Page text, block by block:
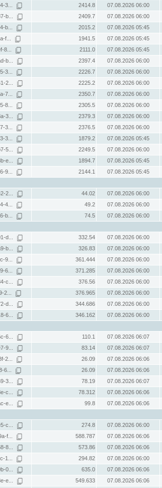
3... 2414.8
07.08.2026 06:00
b... 2409.7
07.08.2026 06:00
b... 2015.2
07.08.2026 05:45
f... 1941.5
07.08.2026 05:45
8... 2111.0
07.08.2026 05:45
b... 2397.4
07.08.2026 06:00
3... 2226.7
07.08.2026 06:00
2... 2225.2
07.08.2026 06:00
7... 2350.7
07.08.2026 06:00
8... 2305.5
07.08.2026 06:00
3... 2379.3
07.08.2026 06:00
3... 2376.5
07.08.2026 06:00
3... 1879.2
07.08.2026 05:45
5... 2249.5
07.08.2026 06:00
e... 1894.7
07.08.2026 05:45
9... 2144.1
07.08.2026 05:45
2... 44.02
07.08.2026 06:00
4... 49.2
07.08.2026 06:00
b... 74.5
07.08.2026 06:00
d... 332.54
07.08.2026 06:00
b... 326.83
07.08.2026 06:00
9... 361.444
07.08.2026 06:00
6... 371.285
07.08.2026 06:00
c... 376.56
07.08.2026 06:00
2... 376.965
07.08.2026 06:00
d... 344.686
07.08.2026 06:00
6... 346.162
07.08.2026 06:00
6... 110.1
07.08.2026 06:07
9... 83.14
07.08.2026 06:07
2... 26.09
07.08.2026 06:06
6... 26.09
07.08.2026 06:06
3... 78.19
07.08.2026 06:07
c... 78.312
07.08.2026 06:06
e... 99.8
07.08.2026 06:06
c... 274.8
07.08.2026 06:00
f... 588.787
07.08.2026 06:06
8... 573.86
07.08.2026 06:06
1... 294.82
07.08.2026 06:00
0... 635.0
07.08.2026 06:06
e... 549.633
07.08.2026 06:06